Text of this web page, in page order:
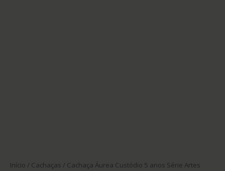
Início / Cachaças / Cachaça Áurea Custódio 5 anos Série Artes